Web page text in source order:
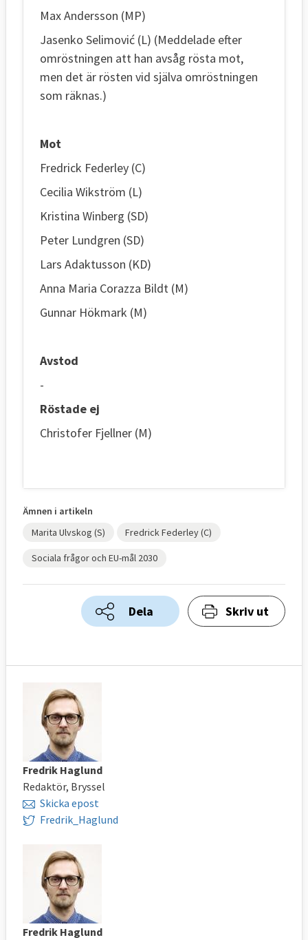
Max Andersson (MP)
Jasenko Selimović (L) (Meddelade efter
omröstningen att han avsåg rösta mot,
men det är rösten vid själva omröstningen
som räknas.)
Mot
Fredrick Federley (C)
Cecilia Wikström (L)
Kristina Winberg (SD)
Peter Lundgren (SD)
Lars Adaktusson (KD)
Anna Maria Corazza Bildt (M)
Gunnar Hökmark (M)
Avstod
-
Röstade ej
Christofer Fjellner (M)
Ämnen i artikeln
Marita Ulvskog (S)
Fredrick Federley (C)
Sociala frågor och EU-mål 2030
Dela Skriv ut
Fredrik Haglund
Redaktör, Bryssel
Skicka epost
Fredrik_Haglund
Fredrik Haglund